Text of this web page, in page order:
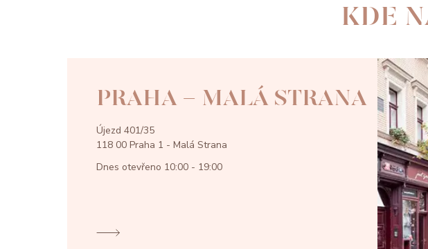
KDE
PRAHA - MALÁ STRANA
Újezd 401/35
118 00 Praha 1 - Malá Strana
Dnes otevřeno 10:00 - 19:00